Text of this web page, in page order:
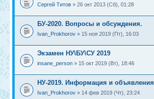
Сергей Титов » 26 окт 2013 (Сб), 01:28
БУ-2020. Вопросы и обсуждения.
Ivan_Prokhorov » 15 ноя 2019 (Пт), 16:03
Экзамен НУ\БУ\СУ 2019
insane_person » 15 окт 2019 (Вт), 18:46
НУ-2019. Информация и объявления
Ivan_Prokhorov » 14 фев 2019 (Чт), 23:24